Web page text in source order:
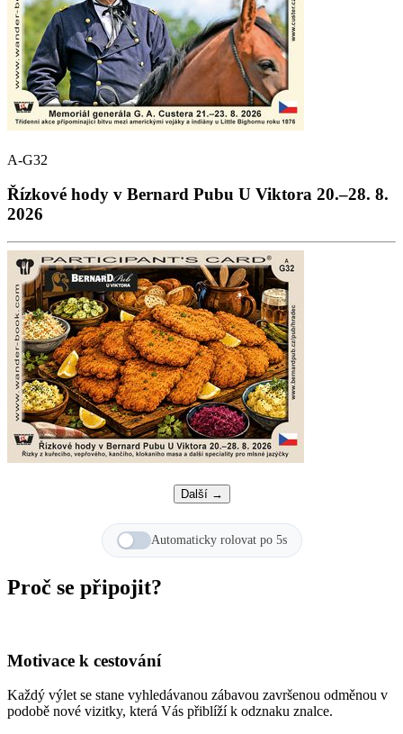
A-G32
Řízkové hody v Bernard Pubu U Viktora 20.–28. 8.
2026
Další →
Automaticky rolovat po 5s
Proč se připojit?
Motivace k cestování
Každý výlet se stane vyhledávanou zábavou završenou odměnou v
podobě nové vizitky, která Vás přiblíží k odznaku znalce.